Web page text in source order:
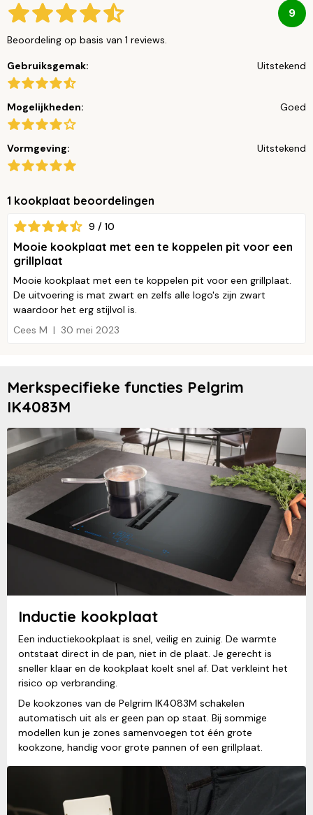
9
Beoordeling op basis van 1 reviews.
Gebruiksgemak: Uitstekend
Mogelijkheden: Goed
Vormgeving: Uitstekend
1 kookplaat beoordelingen
9 / 10
Mooie kookplaat met een te koppelen pit voor een
grillplaat
Mooie kookplaat met een te koppelen pit voor een grillplaat.
De uitvoering is mat zwart en zelfs alle logo's zijn zwart
waardoor het erg stijlvol is.
Cees M
30 mei 2023
Merkspecifieke functies Pelgrim
IK4083M
Inductie kookplaat
Een inductiekookplaat is snel, veilig en zuinig. De warmte
ontstaat direct in de pan, niet in de plaat. Je gerecht is
sneller klaar en de kookplaat koelt snel af. Dat verkleint het
risico op verbranding.
De kookzones van de Pelgrim IK4083M schakelen
automatisch uit als er geen pan op staat. Bij sommige
modellen kun je zones samenvoegen tot één grote
kookzone, handig voor grote pannen of een grillplaat.